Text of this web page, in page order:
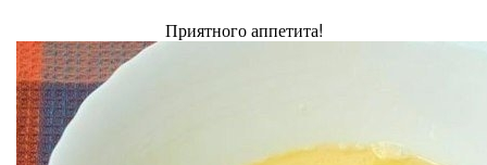
Приятного аппетита!